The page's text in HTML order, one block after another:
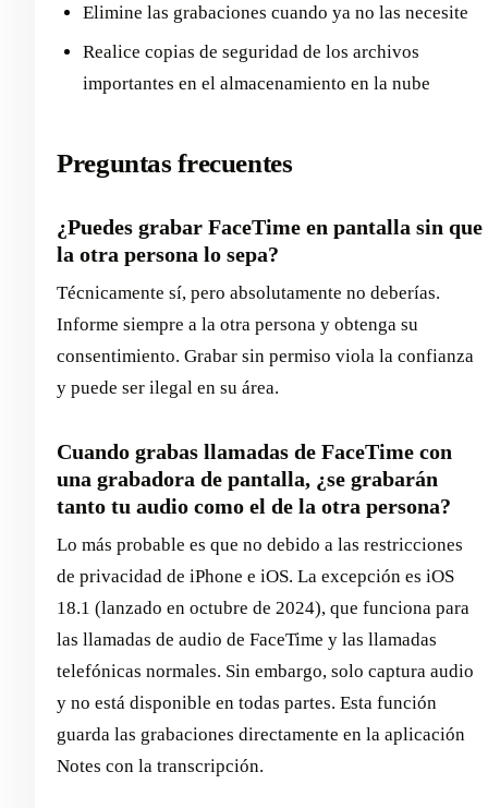
Elimine las grabaciones cuando ya no las necesite
Realice copias de seguridad de los archivos
importantes en el almacenamiento en la nube
Preguntas frecuentes
¿Puedes grabar FaceTime en pantalla sin que
la otra persona lo sepa?
Técnicamente sí, pero absolutamente no deberías.
Informe siempre a la otra persona y obtenga su
consentimiento. Grabar sin permiso viola la confianza
y puede ser ilegal en su área.
Cuando grabas llamadas de FaceTime con
una grabadora de pantalla, ¿se grabarán
tanto tu audio como el de la otra persona?
Lo más probable es que no debido a las restricciones
de privacidad de iPhone e iOS. La excepción es iOS
18.1 (lanzado en octubre de 2024), que funciona para
las llamadas de audio de FaceTime y las llamadas
telefónicas normales. Sin embargo, solo captura audio
y no está disponible en todas partes. Esta función
guarda las grabaciones directamente en la aplicación
Notes con la transcripción.